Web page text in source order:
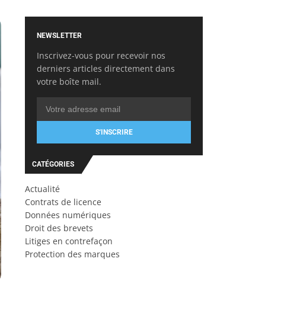
NEWSLETTER
Inscrivez-vous pour recevoir nos
derniers articles directement dans
votre boîte mail.
S'INSCRIRE
CATÉGORIES
Actualité
Contrats de licence
Données numériques
Droit des brevets
Litiges en contrefaçon
Protection des marques